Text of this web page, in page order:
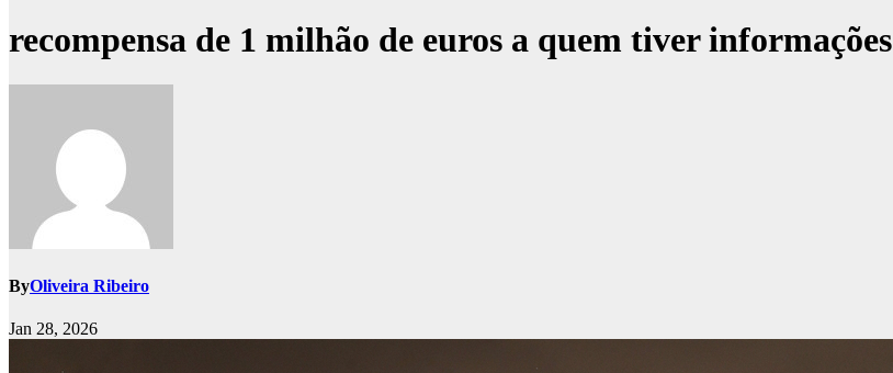
recompensa de 1 milhão de euros a quem tiver informações
ByOliveira Ribeiro
Jan 28, 2026